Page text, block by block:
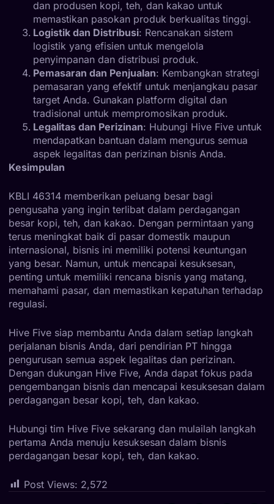
dan produsen kopi, teh, dan kakao untuk
memastikan pasokan produk berkualitas tinggi.
Logistik dan Distribusi: Rencanakan sistem
logistik yang efisien untuk mengelola
penyimpanan dan distribusi produk.
Pemasaran dan Penjualan: Kembangkan strategi
pemasaran yang efektif untuk menjangkau pasar
target Anda. Gunakan platform digital dan
tradisional untuk mempromosikan produk.
Legalitas dan Perizinan: Hubungi Hive Five untuk
mendapatkan bantuan dalam mengurus semua
aspek legalitas dan perizinan bisnis Anda.
Kesimpulan
KBLI 46314 memberikan peluang besar bagi
pengusaha yang ingin terlibat dalam perdagangan
besar kopi, teh, dan kakao. Dengan permintaan yang
terus meningkat baik di pasar domestik maupun
internasional, bisnis ini memiliki potensi keuntungan
yang besar. Namun, untuk mencapai kesuksesan,
penting untuk memiliki rencana bisnis yang matang,
memahami pasar, dan memastikan kepatuhan terhadap
regulasi.
Hive Five siap membantu Anda dalam setiap langkah
perjalanan bisnis Anda, dari pendirian PT hingga
pengurusan semua aspek legalitas dan perizinan.
Dengan dukungan Hive Five, Anda dapat fokus pada
pengembangan bisnis dan mencapai kesuksesan dalam
perdagangan besar kopi, teh, dan kakao.
Hubungi tim Hive Five sekarang dan mulailah langkah
pertama Anda menuju kesuksesan dalam bisnis
perdagangan besar kopi, teh, dan kakao.
Post Views: 2,572